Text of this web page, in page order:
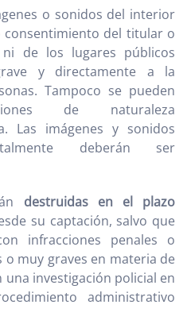
o sonidos del interior
consentimiento del titular o
de los lugares públicos
y directamente a la
Tampoco se pueden
de naturaleza
Las imágenes y sonidos
deberán ser
destruidas en el plazo
su captación, salvo que
infracciones penales o
muy graves en materia de
investigación policial en
administrativo